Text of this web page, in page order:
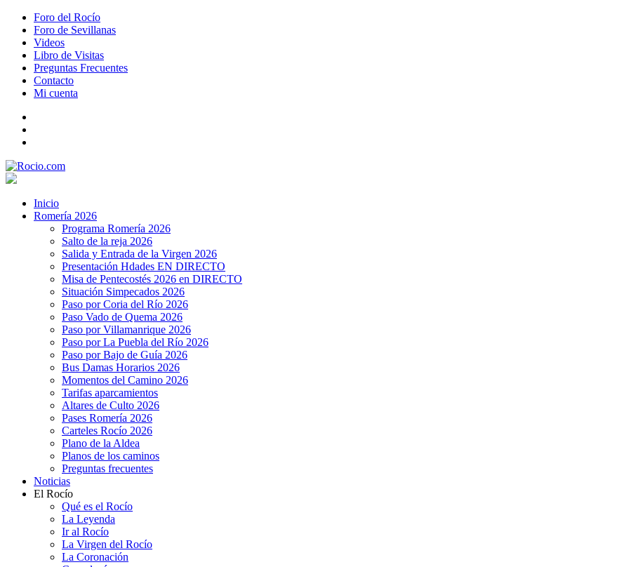
Foro del Rocío
Foro de Sevillanas
Videos
Libro de Visitas
Preguntas Frecuentes
Contacto
Mi cuenta
Inicio
Romería 2026
Programa Romería 2026
Salto de la reja 2026
Salida y Entrada de la Virgen 2026
Presentación Hdades EN DIRECTO
Misa de Pentecostés 2026 en DIRECTO
Situación Simpecados 2026
Paso por Coria del Río 2026
Paso Vado de Quema 2026
Paso por Villamanrique 2026
Paso por La Puebla del Río 2026
Paso por Bajo de Guía 2026
Bus Damas Horarios 2026
Momentos del Camino 2026
Tarifas aparcamientos
Altares de Culto 2026
Pases Romería 2026
Carteles Rocío 2026
Plano de la Aldea
Planos de los caminos
Preguntas frecuentes
Noticias
El Rocío
Qué es el Rocío
La Leyenda
Ir al Rocío
La Virgen del Rocío
La Coronación